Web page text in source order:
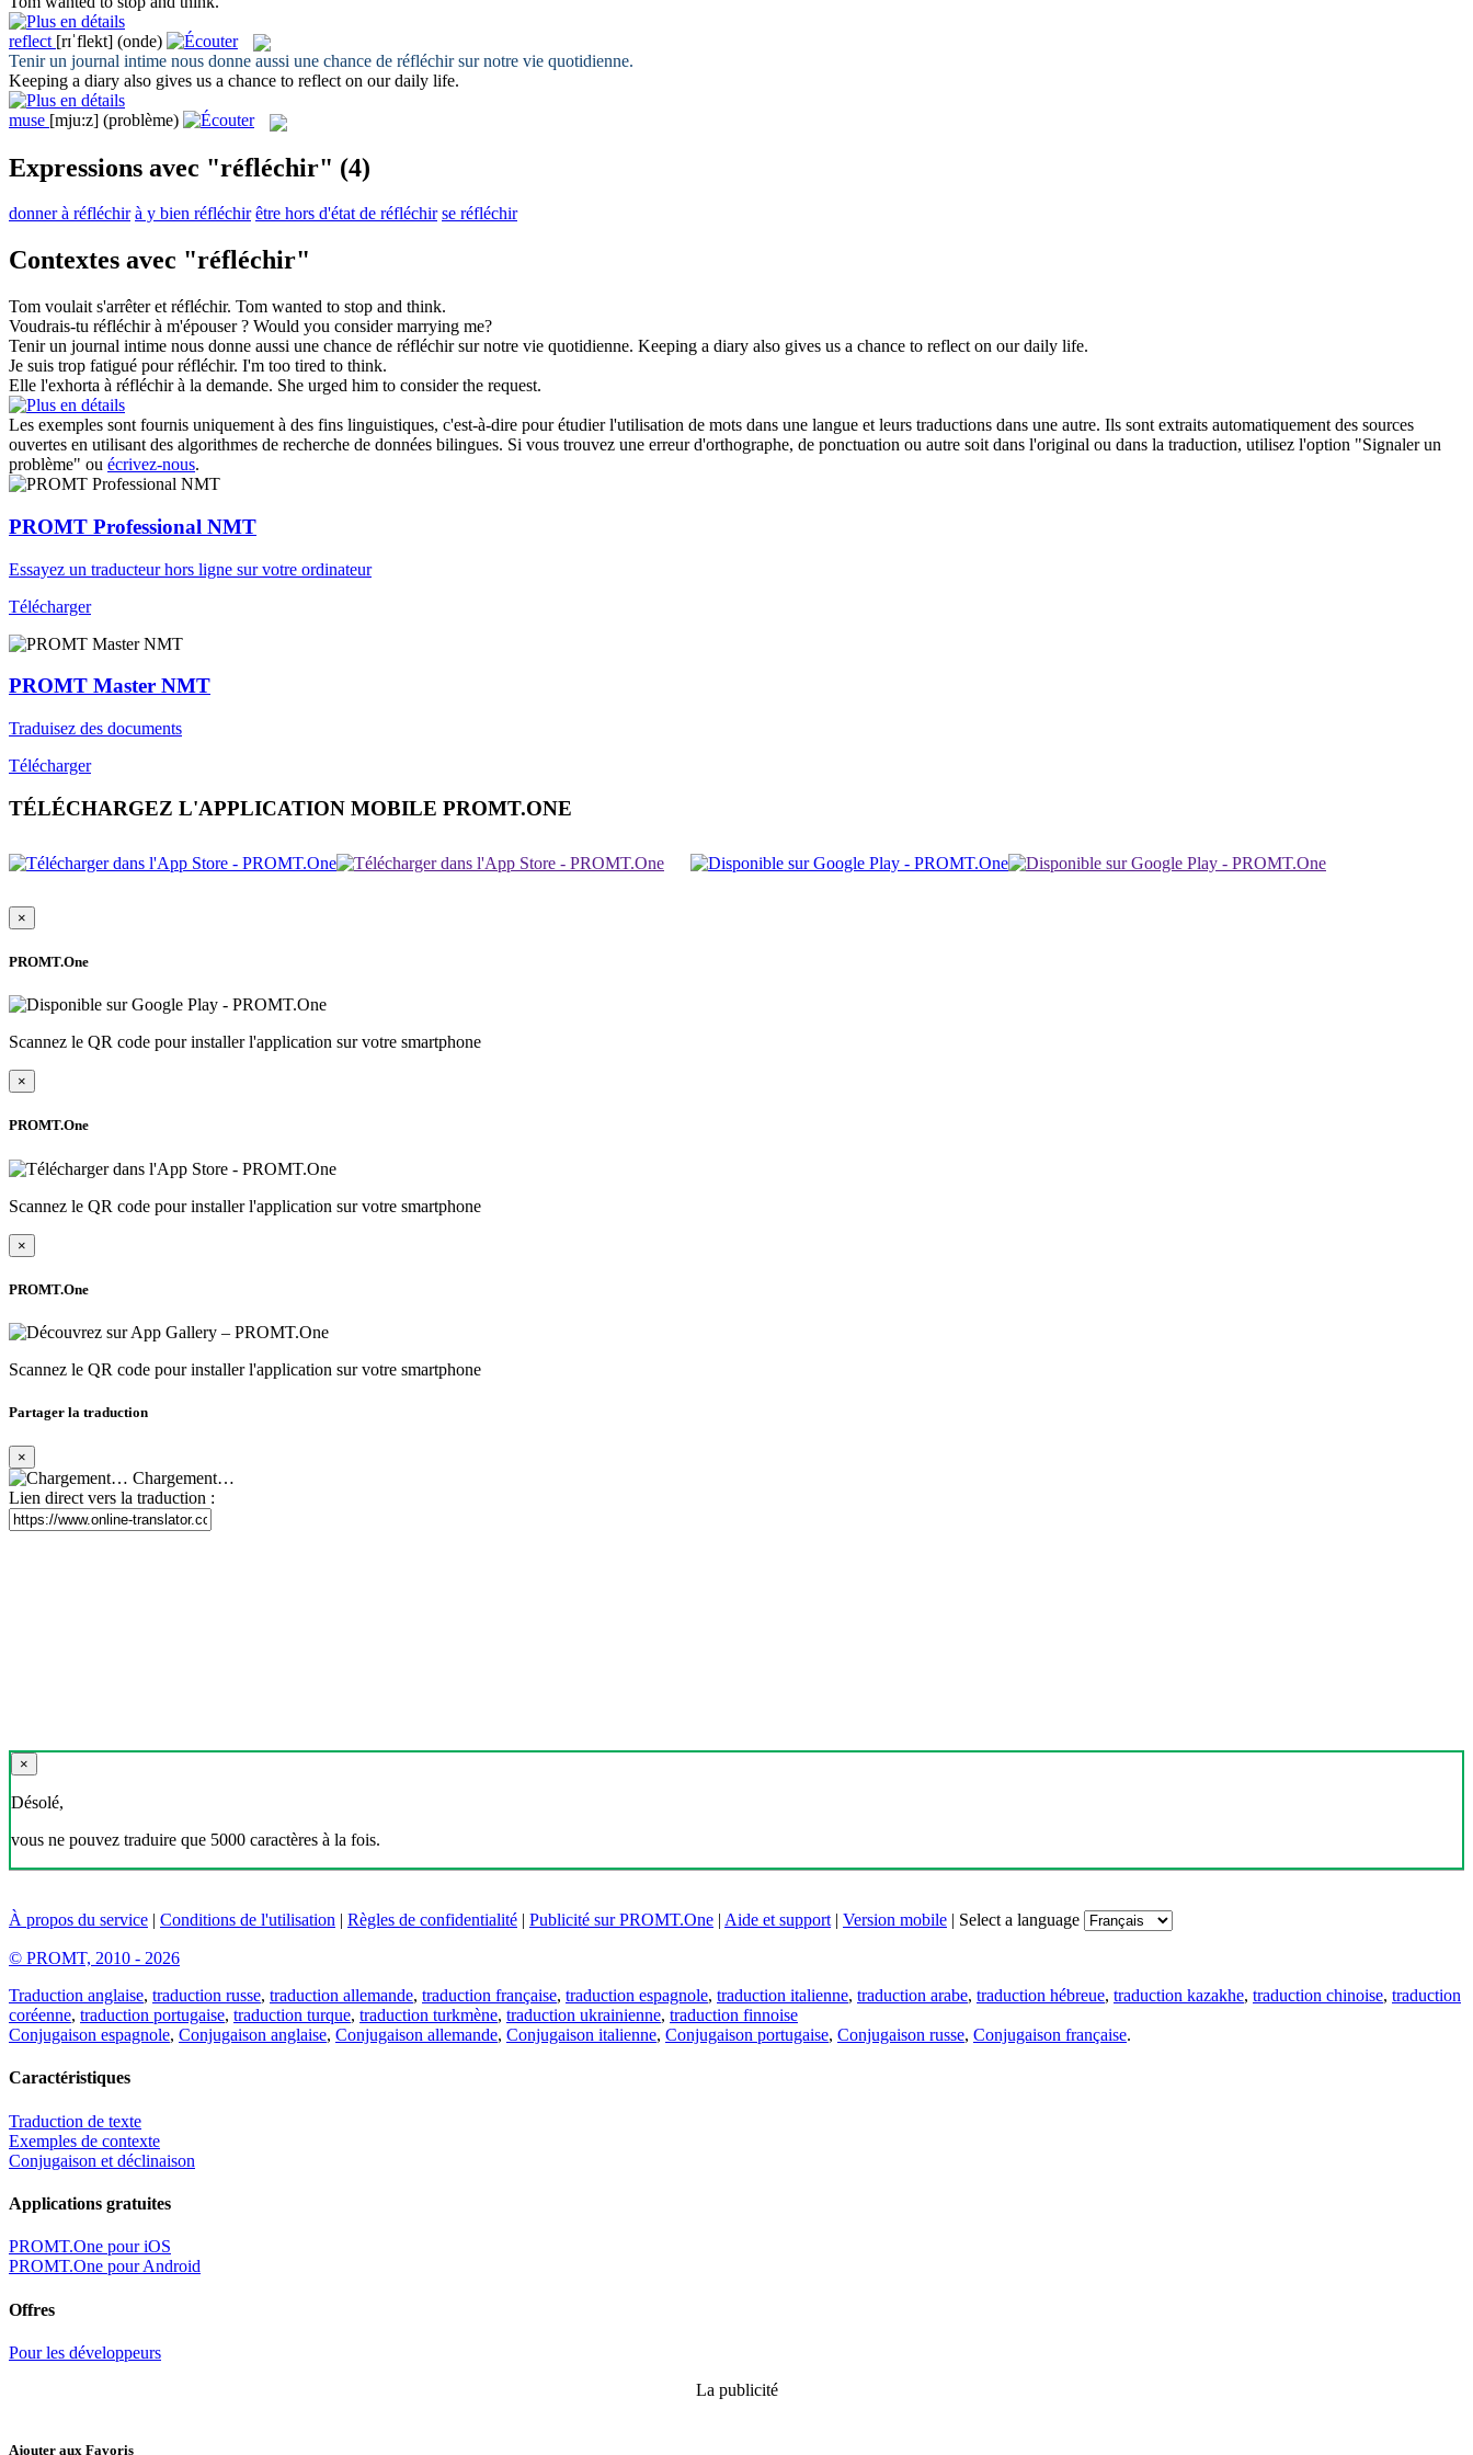
reflect [rɪˈflekt] (onde)
Tenir un journal intime nous donne aussi une chance de réfléchirsur notre vie quotidienne.
Keeping a diary also gives us a chance to reflect on our daily life.
muse [mju:z] (problème)
Expressions avec "réfléchir" (4)
donner à réfléchir à y bien réfléchir être hors d'état de réfléchir se réfléchir
Contextes avec "réfléchir"
Tom voulait s'arrêter et réfléchir. Tom wanted to stop and think.
Voudrais-tu réfléchirà m'épouser ? Would you considermarrying me?
Tenir un journal intime nous donne aussi une chance de réfléchirsur notre vie quotidienne. Keeping a diary also gives us a chance to reflect on our daily life.
Je suis trop fatigué pourréfléchir. I'm too tired to think.
Elle l'exhorta à réfléchirà la demande. She urged him to considerthe request.
Les exemples sont fournis uniquement à des fins linguistiques, c'est-à-dire pour étudier l'utilisation de mots dans une langue et leurs traductions dans une autre. Ils sont extraits automatiquement des sources
ouvertes en utilisant des algorithmes de recherche de données bilingues. Si vous trouvez une erreur d'orthographe, de ponctuation ou autre soit dans l'original ou dans la traduction, utilisez l'option "Signaler un
problème" ou écrivez-nous.
PROMT Professional NMT
Essayez un traducteur hors ligne sur votre ordinateur
Télécharger
PROMT Master NMT
Traduisez des documents
Télécharger
TÉLÉCHARGEZ L'APPLICATION MOBILE PROMT.ONE
×
PROMT.One
Scannez le QR code pour installer l'application sur votre smartphone
×
PROMT.One
Scannez le QR code pour installer l'application sur votre smartphone
×
PROMT.One
Scannez le QR code pour installer l'application sur votre smartphone
Partager la traduction
×
Chargement…
Lien direct vers la traduction :
×
Désolé,
vous ne pouvez traduire que 5000 caractères à la fois.
À propos du service | Conditions de l'utilisation | Règles de confidentialité | Publicité sur PROMT.One | Aide et support | Version mobile | Select a language
© PROMT, 2010 - 2026
Traduction anglaise, traduction russe, traduction allemande, traduction française, traduction espagnole, traduction italienne, traduction arabe, traduction hébreue, traduction kazakhe, traduction chinoise, traduction
coréenne, traduction portugaise, traduction turque, traduction turkmène, traduction ukrainienne, traduction finnoise
Conjugaison espagnole, Conjugaison anglaise, Conjugaison allemande, Conjugaison italienne, Conjugaison portugaise, Conjugaison russe, Conjugaison française.
Caractéristiques
Traduction de texte
Exemples de contexte
Conjugaison et déclinaison
Applications gratuites
PROMT.One pour iOS
PROMT.One pour Android
Offres
Pour les développeurs
La publicité
Ajouter aux Favoris